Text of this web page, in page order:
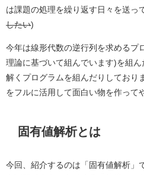
は課題の処理を繰り返す日々を送っ
したい)
今年は線形代数の逆行列を求めるプ
理論に基づいて組んでいます)を組
解くプログラムを組んだりしており
をフルに活用して面白い物を作って
固有値解析とは
今回、紹介するのは「固有値解析」